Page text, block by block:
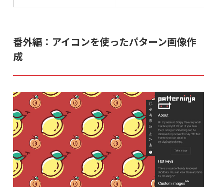
番外編：アイコンを使ったパターン画像作
成